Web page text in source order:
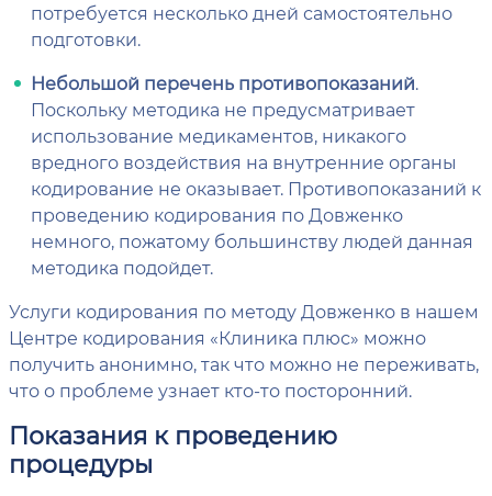
потребуется несколько дней самостоятельно
подготовки.
Небольшой перечень противопоказаний.
Поскольку методика не предусматривает
использование медикаментов, никакого
вредного воздействия на внутренние органы
кодирование не оказывает. Противопоказаний к
проведению кодирования по Довженко
немного, пожатому большинству людей данная
методика подойдет.
Услуги кодирования по методу Довженко в нашем
Центре кодирования «Клиника плюс» можно
получить анонимно, так что можно не переживать,
что о проблеме узнает кто-то посторонний.
Показания к проведению
процедуры